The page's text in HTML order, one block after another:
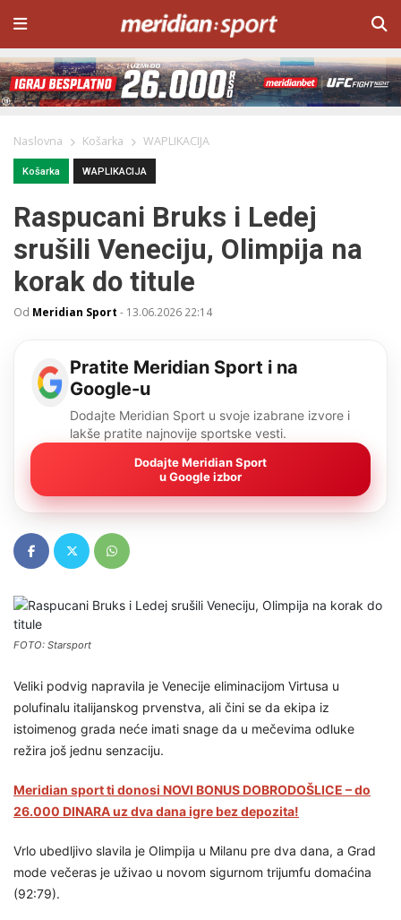
Naslovna Košarka WAPLIKACIJA
Košarka WAPLIKACIJA
Raspucani Bruks i Ledej
srušili Veneciju, Olimpija na
korak do titule
Od Meridian Sport - 13.06.2026 22:14
Pratite Meridian Sport i na
Google-u
Dodajte Meridian Sport u svoje izabrane izvore i
lakše pratite najnovije sportske vesti.
Dodajte Meridian Sport
u Google izbor
FOTO: Starsport
Veliki podvig napravila je Venecije eliminacijom Virtusa u
polufinalu italijanskog prvenstva, ali čini se da ekipa iz
istoimenog grada neće imati snage da u mečevima odluke
režira još jednu senzaciju.
Meridian sport ti donosi NOVI BONUS DOBRODOŠLICE – do
26.000 DINARA uz dva dana igre bez depozita!
Vrlo ubedljivo slavila je Olimpija u Milanu pre dva dana, a Grad
mode večeras je uživao u novom sigurnom trijumfu domaćina
(92:79).